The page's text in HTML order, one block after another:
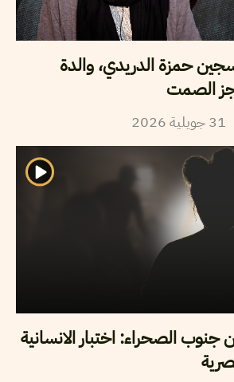
حمزة الدريدي، والدة
الصمت
31 جويلية2026
الصحراء: اختبار الانسانية